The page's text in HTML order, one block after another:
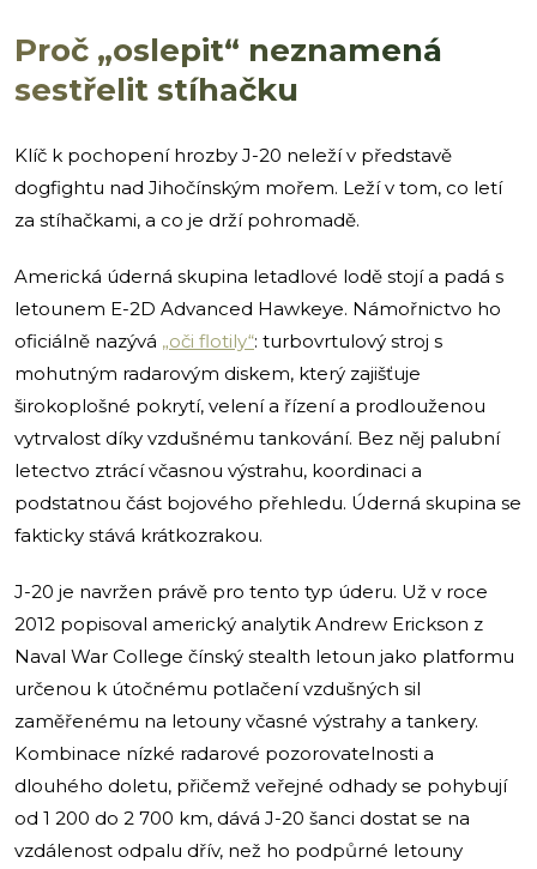
Proč „oslepit“ neznamená
sestřelit stíhačku
Klíč k pochopení hrozby J-20 neleží v představě
dogfightu nad Jihočínským mořem. Leží v tom, co letí
za stíhačkami, a co je drží pohromadě.
Americká úderná skupina letadlové lodě stojí a padá s
letounem E-2D Advanced Hawkeye. Námořnictvo ho
oficiálně nazývá „oči flotily“: turbovrtulový stroj s
mohutným radarovým diskem, který zajišťuje
širokoplošné pokrytí, velení a řízení a prodlouženou
vytrvalost díky vzdušnému tankování. Bez něj palubní
letectvo ztrácí včasnou výstrahu, koordinaci a
podstatnou část bojového přehledu. Úderná skupina se
fakticky stává krátkozrakou.
J-20 je navržen právě pro tento typ úderu. Už v roce
2012 popisoval americký analytik Andrew Erickson z
Naval War College čínský stealth letoun jako platformu
určenou k útočnému potlačení vzdušných sil
zaměřenému na letouny včasné výstrahy a tankery.
Kombinace nízké radarové pozorovatelnosti a
dlouhého doletu, přičemž veřejné odhady se pohybují
od 1 200 do 2 700 km, dává J-20 šanci dostat se na
vzdálenost odpalu dřív, než ho podpůrné letouny